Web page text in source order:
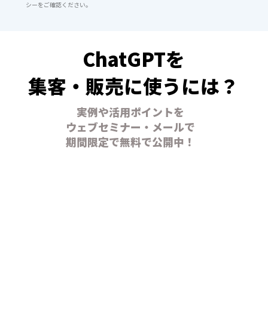
シーをご確認ください。
ChatGPTを
集客・販売に使うには？
実例や活用ポイントを
ウェブセミナー・メールで
期間限定で無料で公開中！